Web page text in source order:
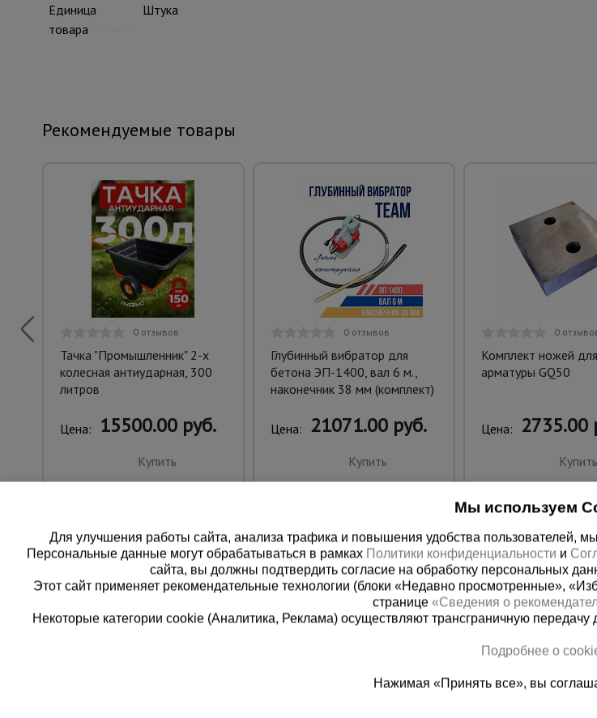
Единица
товара
Штука
Рекомендуемые товары
0 отзывов
Тачка "Промышленник" 2-х
колесная антиударная, 300
литров
Цена: 15500.00 руб.
Купить
0 отзывов
Глубинный вибратор для
бетона ЭП-1400, вал 6 м.,
наконечник 38 мм (комплект)
Цена: 21071.00 руб.
Купить
0
Комплект ножей
арматуры GQ50
Цена: 2735.00
Купить
8 (800) 200-25-90
Мы используем
Для улучшения работы сайта, анализа трафика и повышения удобства пользователей,
Персональные данные могут обрабатываться в рамках Политики конфиденциальности и
сайта, вы должны подтвердить согласие на обработку персональных
Этот сайт применяет рекомендательные технологии (блоки «Недавно просмотренные»,
странице «Сведения о
Некоторые категории cookie (Аналитика, Реклама) осуществляют трансграничную
Подробнее о
Нажимая «Принять все», вы